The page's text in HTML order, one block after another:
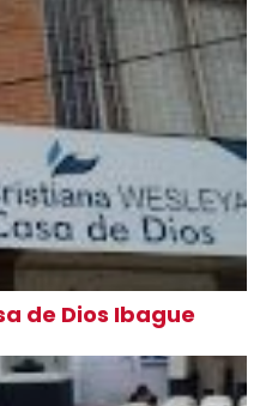
de Dios Ibague